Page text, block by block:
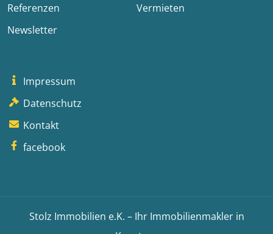
Referenzen
Vermieten
Newsletter
Impressum
Datenschutz
Kontakt
facebook
Stolz Immobilien e.K. – Ihr Immobilienmakler in